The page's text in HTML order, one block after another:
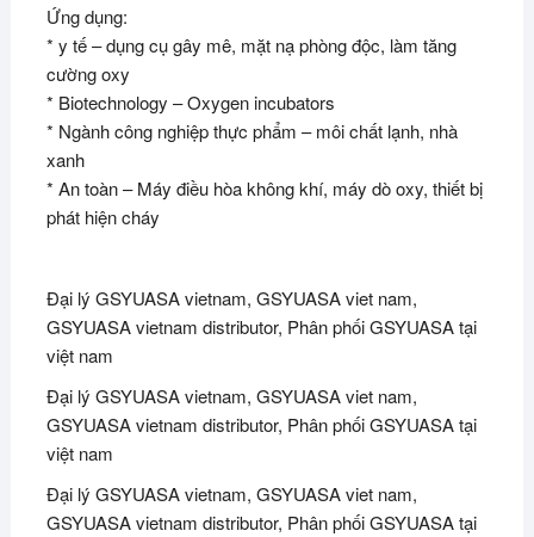
Ứng dụng:
* y tế – dụng cụ gây mê, mặt nạ phòng độc, làm tăng
cường oxy
* Biotechnology – Oxygen incubators
* Ngành công nghiệp thực phẩm – môi chất lạnh, nhà
xanh
* An toàn – Máy điều hòa không khí, máy dò oxy, thiết bị
phát hiện cháy
Đại lý GSYUASA vietnam, GSYUASA viet nam,
GSYUASA vietnam distributor, Phân phối GSYUASA tại
việt nam
Đại lý GSYUASA vietnam, GSYUASA viet nam,
GSYUASA vietnam distributor, Phân phối GSYUASA tại
việt nam
Đại lý GSYUASA vietnam, GSYUASA viet nam,
GSYUASA vietnam distributor, Phân phối GSYUASA tại